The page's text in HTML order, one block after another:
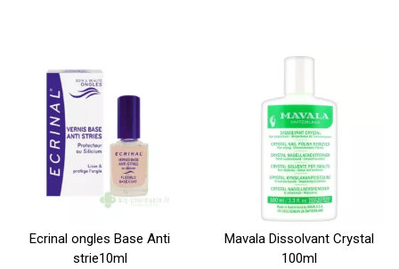
Ecrinal ongles Base Anti
strie10ml
Mavala Dissolvant Crystal
100ml